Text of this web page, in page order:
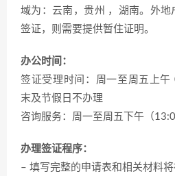
域为：云南，贵州 ，湖南。外地
签证，则需要提供暂住证明。
办公时间：
签证受理时间：周一至周五上
末及节假日不办理
咨询服务：周一至周五下午（
办理签证程序：
– 填写完整的申请表和相关材料将